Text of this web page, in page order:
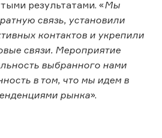
результатами. «Мы
связь, установили
контактов и укрепили
связи. Мероприятие
выбранного нами
в том, что мы идем в
рынка».